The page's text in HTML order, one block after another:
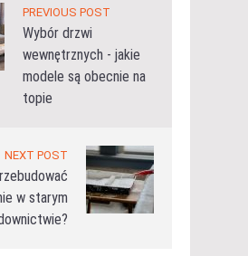
PREVIOUS POST
Wybór drzwi
wewnętrznych - jakie
modele są obecnie na
topie
NEXT POST
w starym